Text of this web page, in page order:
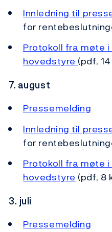
Innledning til
for
Protokoll fra møte i
hovedstyre (pdf,
7. august
Pressemelding
Innledning til
for
Protokoll fra møte i
hovedstyre (pdf, 8
3. juli
Pressemelding